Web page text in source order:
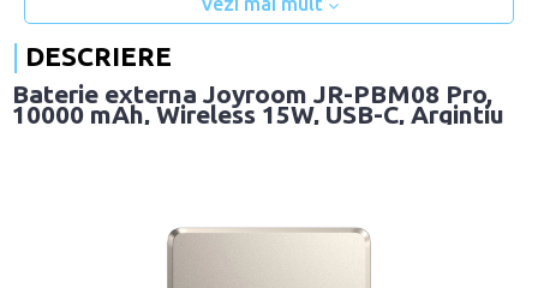
DESCRIERE
Baterie externa Joyroom JR-PBM08 Pro,
10000 mAh, Wireless 15W, USB-C, Argintiu